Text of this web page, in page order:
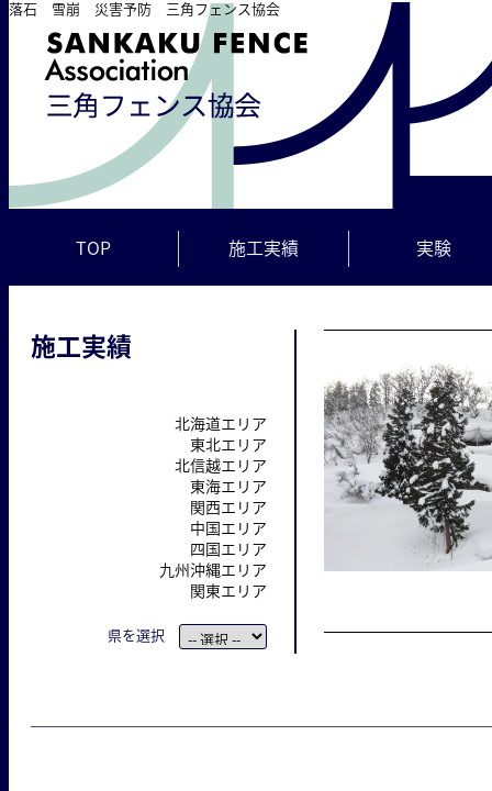
落石 雪崩 災害予防 三角フェンス協会
TOP 施工実績 実験
施工実績
北海道エリア
東北エリア
北信越エリア
東海エリア
関西エリア
中国エリア
四国エリア
九州沖縄エリア
関東エリア
県を選択